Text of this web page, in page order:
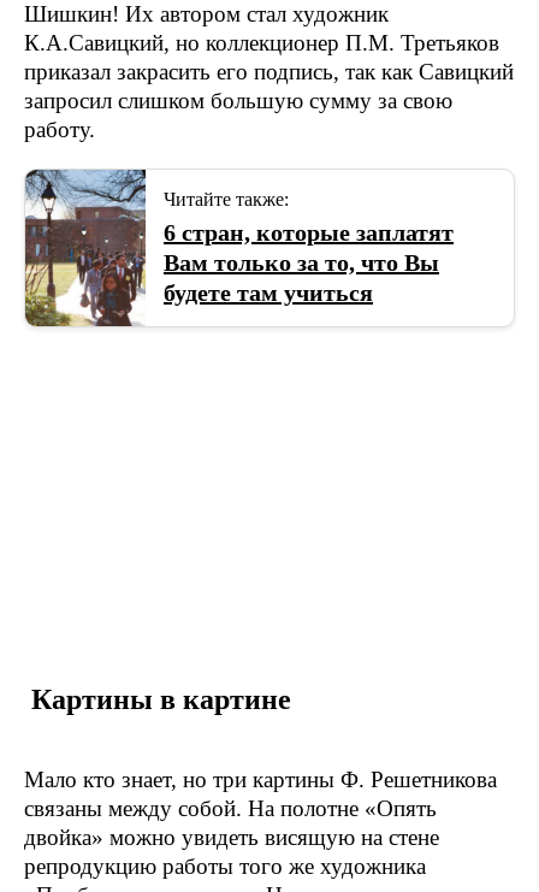
Шишкин! Их автором стал художник
К.А.Савицкий, но коллекционер П.М. Третьяков
приказал закрасить его подпись, так как Савицкий
запросил слишком большую сумму за свою
работу.
Читайте также:
6 стран, которые заплатят
Вам только за то, что Вы
будете там учиться
Картины в картине
Мало кто знает, но три картины Ф. Решетникова
связаны между собой. На полотне «Опять
двойка» можно увидеть висящую на стене
репродукцию работы того же художника